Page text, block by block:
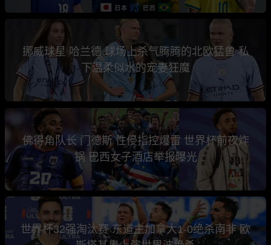
挪威球星 哈兰德 球场上杀气腾腾的北欧猛兽 私
下温柔似水的宠妻狂魔
佛得角队长 门德斯 性侵指控爆雷 世界杯前夜炸
锅 巴西女子酒店举报曝光
世界杯32强淘汰赛 东道主加拿大1-0绝杀南非 欧